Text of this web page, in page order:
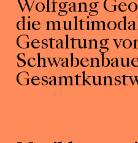
Wolfgang
die
Gestaltung